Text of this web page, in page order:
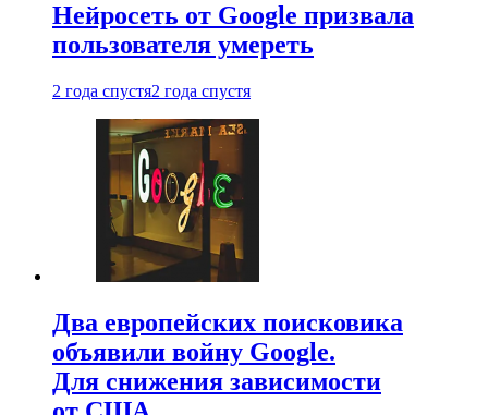
Нейросеть от Google призвала
пользователя умереть
2 года спустя2 года спустя
Два европейских поисковика
объявили войну Google.
Для снижения зависимости